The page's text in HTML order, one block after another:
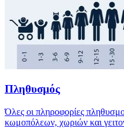
Πληθυσμός
Όλες οι πληροφορίες
κωμοπόλεων, χωριών και